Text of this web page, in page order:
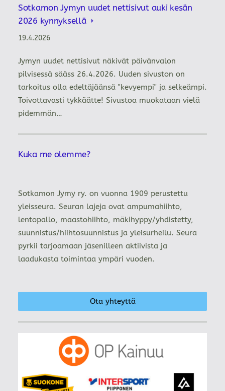
Sotkamon Jymyn uudet nettisivut auki kesän
2026 kynnyksellä
19.4.2026
Jymyn uudet nettisivut näkivät päivänvalon
pilvisessä sääss 26.4.2026. Uuden sivuston on
tarkoitus olla edeltäjäänsä "kevyempi" ja selkeämpi.
Toivottavasti tykkäätte! Sivustoa muokataan vielä
pidemmän…
Kuka me olemme?
Sotkamon Jymy ry. on vuonna 1909 perustettu
yleisseura. Seuran lajeja ovat ampumahiihto,
lentopallo, maastohiihto, mäkihyppy/yhdistetty,
suunnistus/hiihtosuunnistus ja yleisurheilu. Seura
pyrkii tarjoamaan jäsenilleen aktiivista ja
laadukasta toimintaa ympäri vuoden.
Ota yhteyttä